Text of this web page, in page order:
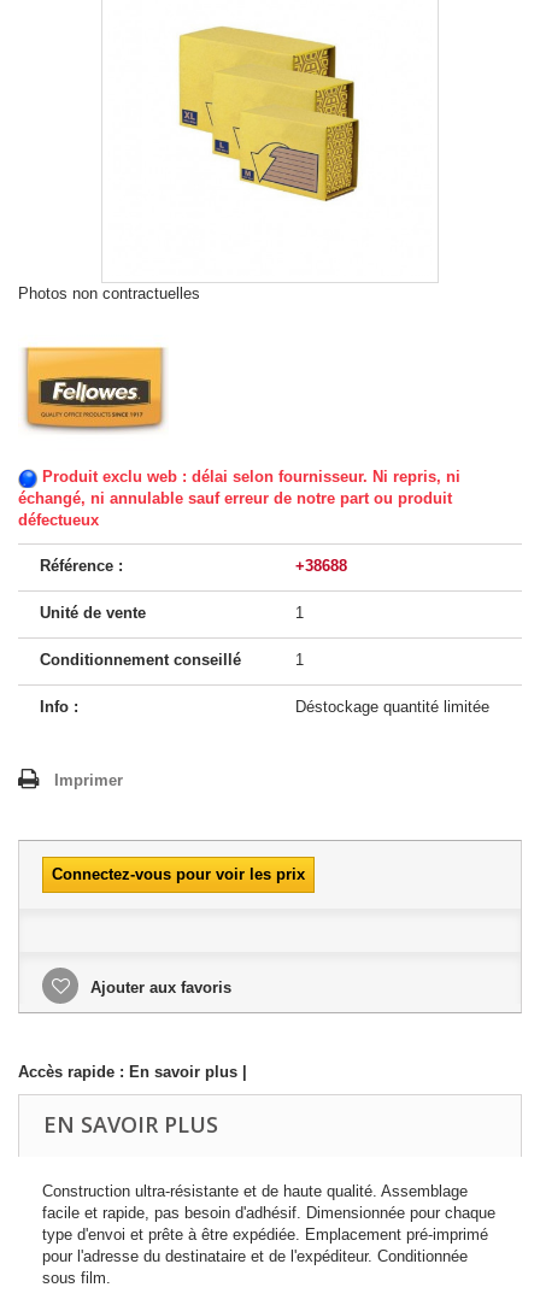
Photos non contractuelles
Produit exclu web : délai selon fournisseur. Ni repris, ni
échangé, ni annulable sauf erreur de notre part ou produit
défectueux
Référence : +38688
Unité de vente 1
Conditionnement conseillé 1
Info : Déstockage quantité limitée
Imprimer
Connectez-vous pour voir les prix
Ajouter aux favoris
Accès rapide : En savoir plus
EN SAVOIR PLUS
Construction ultra-résistante et de haute qualité. Assemblage
facile et rapide, pas besoin d'adhésif. Dimensionnée pour chaque
type d'envoi et prête à être expédiée. Emplacement pré-imprimé
pour l'adresse du destinataire et de l'expéditeur. Conditionnée
sous film.